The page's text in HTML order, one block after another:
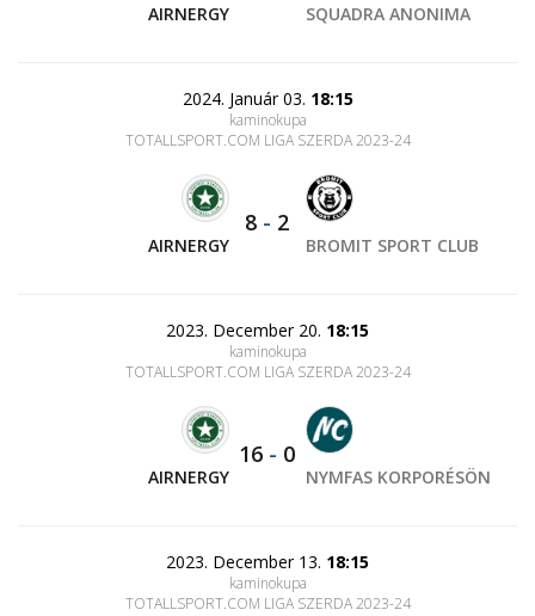
AIRNERGY SQUADRA ANONIMA
2024. Január 03. 18:15
kaminokupa
TOTALLSPORT.COM LIGA SZERDA 2023-24
AIRNERGY
8 - 2
BROMIT SPORT CLUB
2023. December 20. 18:15
kaminokupa
TOTALLSPORT.COM LIGA SZERDA 2023-24
AIRNERGY
16 - 0
NYMFAS KORPORÉSÖN
2023. December 13. 18:15
kaminokupa
TOTALLSPORT.COM LIGA SZERDA 2023-24